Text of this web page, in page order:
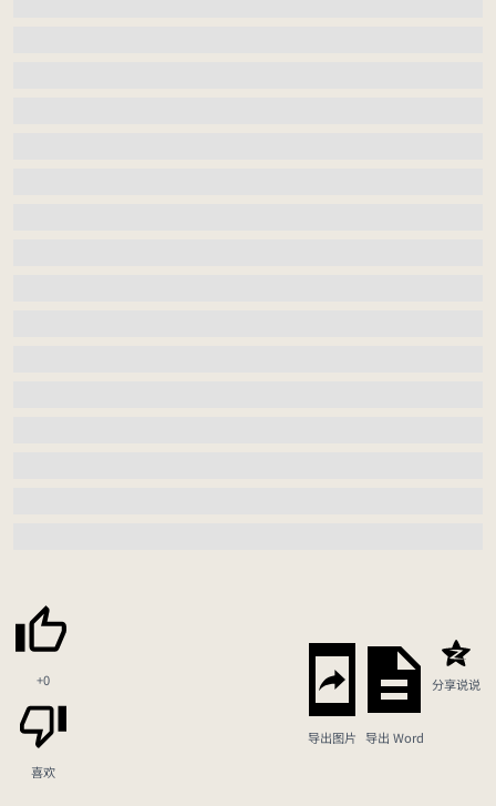
+0
喜欢
导出图片 导出 Word
分享说说